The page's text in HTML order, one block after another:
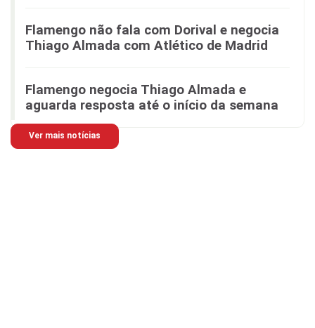
Flamengo não fala com Dorival e negocia
Thiago Almada com Atlético de Madrid
Flamengo negocia Thiago Almada e
aguarda resposta até o início da semana
Ver mais notícias